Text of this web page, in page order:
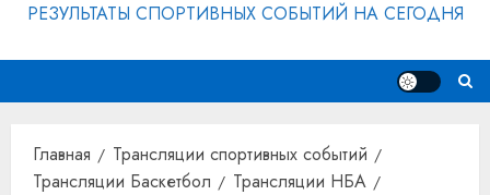
РЕЗУЛЬТАТЫ СПОРТИВНЫХ СОБЫТИЙ НА СЕГОДНЯ
Главная
Трансляции спортивных событий
Трансляции Баскетбол
Трансляции НБА